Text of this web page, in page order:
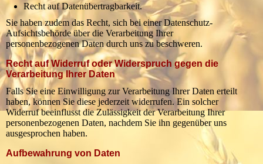
Recht auf Datenübertragbarkeit.
Sie haben zudem das Recht, sich bei einer Datenschutz-
Aufsichtsbehörde über die Verarbeitung Ihrer
personenbezogenen Daten durch uns zu beschweren.
Recht auf Widerruf oder Widerspruch gegen die
Verarbeitung Ihrer Daten
Falls Sie eine Einwilligung zur Verarbeitung Ihrer Daten erteilt
haben, können Sie diese jederzeit widerrufen. Ein solcher
Widerruf beeinflusst die Zulässigkeit der Verarbeitung Ihrer
personenbezogenen Daten, nachdem Sie ihn gegenüber uns
ausgesprochen haben.
Aufbewahrung von Daten